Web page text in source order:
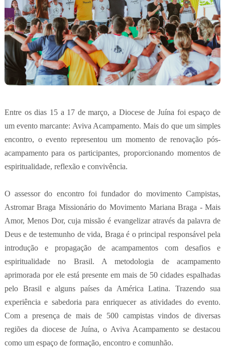
Entre os dias 15 a 17 de março, a Diocese de Juína foi espaço de
um evento marcante: Aviva Acampamento. Mais do que um simples
encontro, o evento representou um momento de renovação pós-
acampamento para os participantes, proporcionando momentos de
espiritualidade, reflexão e convivência.
O assessor do encontro foi fundador do movimento Campistas,
Astromar Braga Missionário do Movimento Mariana Braga - Mais
Amor, Menos Dor, cuja missão é evangelizar através da palavra de
Deus e de testemunho de vida, Braga é o principal responsável pela
introdução e propagação de acampamentos com desafios e
espiritualidade no Brasil. A metodologia de acampamento
aprimorada por ele está presente em mais de 50 cidades espalhadas
pelo Brasil e alguns países da América Latina. Trazendo sua
experiência e sabedoria para enriquecer as atividades do evento.
Com a presença de mais de 500 campistas vindos de diversas
regiões da diocese de Juína, o Aviva Acampamento se destacou
como um espaço de formação, encontro e comunhão.